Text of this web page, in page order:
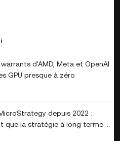
d'AMD, Meta et OpenAI
GPU presque à zéro
depuis 2022 :
que la stratégie à long terme de